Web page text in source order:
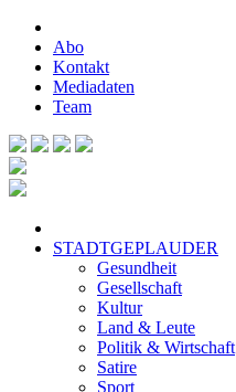
Abo
Kontakt
Mediadaten
Team
STADTGEPLAUDER
Gesundheit
Gesellschaft
Kultur
Land & Leute
Politik & Wirtschaft
Satire
Sport